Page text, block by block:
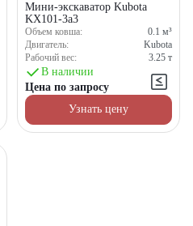
Мини-экскаватор Kubota
KX101-3a3
Объем ковша: 0.1 м³
Двигатель:
Kubota
Рабочий вес:
3.25 т
В наличии
Цена по запросу
Узнать цену